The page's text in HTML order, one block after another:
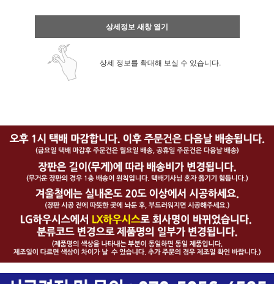
상세정보 새창 열기
상세 정보를 확대해 보실 수 있습니다.